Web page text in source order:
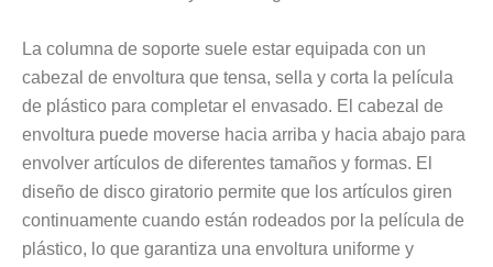
La columna de soporte suele estar equipada con un
cabezal de envoltura que tensa, sella y corta la película
de plástico para completar el envasado. El cabezal de
envoltura puede moverse hacia arriba y hacia abajo para
envolver artículos de diferentes tamaños y formas. El
diseño de disco giratorio permite que los artículos giren
continuamente cuando están rodeados por la película de
plástico, lo que garantiza una envoltura uniforme y